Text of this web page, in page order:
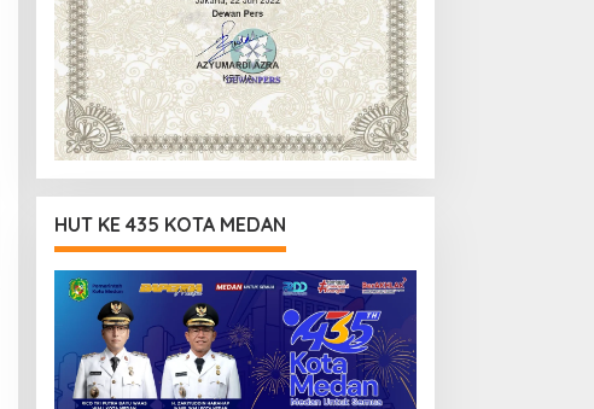
HUT KE 435 KOTA MEDAN